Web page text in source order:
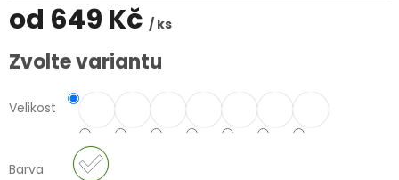
od 649 Kč / ks
Měrná
cena:
Zvolte variantu
Velikost
Barva